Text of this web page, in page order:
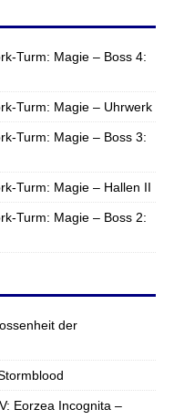
Turm: Magie – Boss 4:
Turm: Magie – Uhrwerk
Turm: Magie – Boss 3:
Turm: Magie – Hallen II
Turm: Magie – Boss 2:
der
Eorzea Incognita –